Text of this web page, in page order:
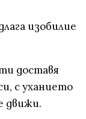
изобилие
доставя
с уханието
движи.